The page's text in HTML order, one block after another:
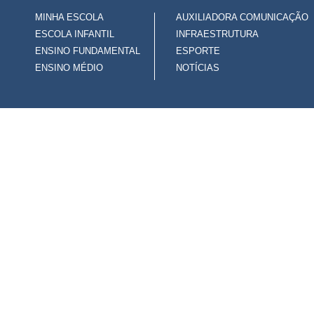
MINHA ESCOLA
ESCOLA INFANTIL
ENSINO FUNDAMENTAL
ENSINO MÉDIO
AUXILIADORA COMUNICAÇÃO
INFRAESTRUTURA
ESPORTE
NOTÍCIAS